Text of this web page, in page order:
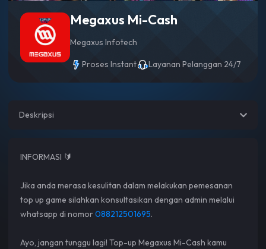
Megaxus Mi-Cash
Megaxus Infotech
Proses Instant Layanan Pelanggan 24/7
Deskripsi
INFORMASI 🔰
Jika anda merasa kesulitan dalam melakukan pemesanan
top up game silahkan konsultasikan dengan admin melalui
whatsapp di nomor088212501695.
Ayo, jangan tunggu lagi! Top-up Megaxus Mi-Cash kamu